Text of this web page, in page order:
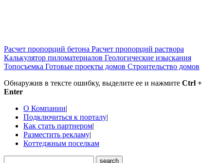
Расчет пропорций бетона Расчет пропорций раствора
Калькулятор пиломатериалов Геологические изыскания
Топосъемка Готовые проекты домов Строительство домов
Обнаружив в тексте ошибку, выделите ее и нажмите Ctrl +
Enter
О Компании|
Подключиться к порталу|
Как стать партнером|
Разместить рекламу|
Коттеджным поселкам